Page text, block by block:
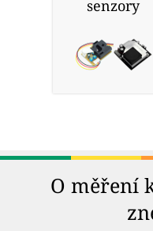
senzory
O měření